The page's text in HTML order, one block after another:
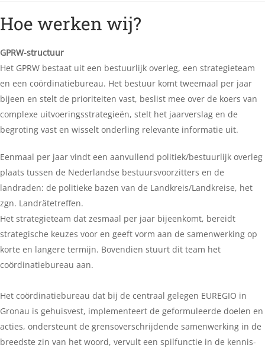
Hoe werken wij?
GPRW-structuur
Het GPRW bestaat uit een bestuurlijk overleg, een strategieteam
en een coördinatiebureau. Het bestuur komt tweemaal per jaar
bijeen en stelt de prioriteiten vast, beslist mee over de koers van
complexe uitvoeringsstrategieën, stelt het jaarverslag en de
begroting vast en wisselt onderling relevante informatie uit.
Eenmaal per jaar vindt een aanvullend politiek/bestuurlijk overleg
plaats tussen de Nederlandse bestuursvoorzitters en de
landraden: de politieke bazen van de Landkreis/Landkreise, het
zgn. Landrätetreffen.
Het strategieteam dat zesmaal per jaar bijeenkomt, bereidt
strategische keuzes voor en geeft vorm aan de samenwerking op
korte en langere termijn. Bovendien stuurt dit team het
coördinatiebureau aan.
Het coördinatiebureau dat bij de centraal gelegen EUREGIO in
Gronau is gehuisvest, implementeert de geformuleerde doelen en
acties, ondersteunt de grensoverschrijdende samenwerking in de
breedste zin van het woord, vervult een spilfunctie in de kennis-